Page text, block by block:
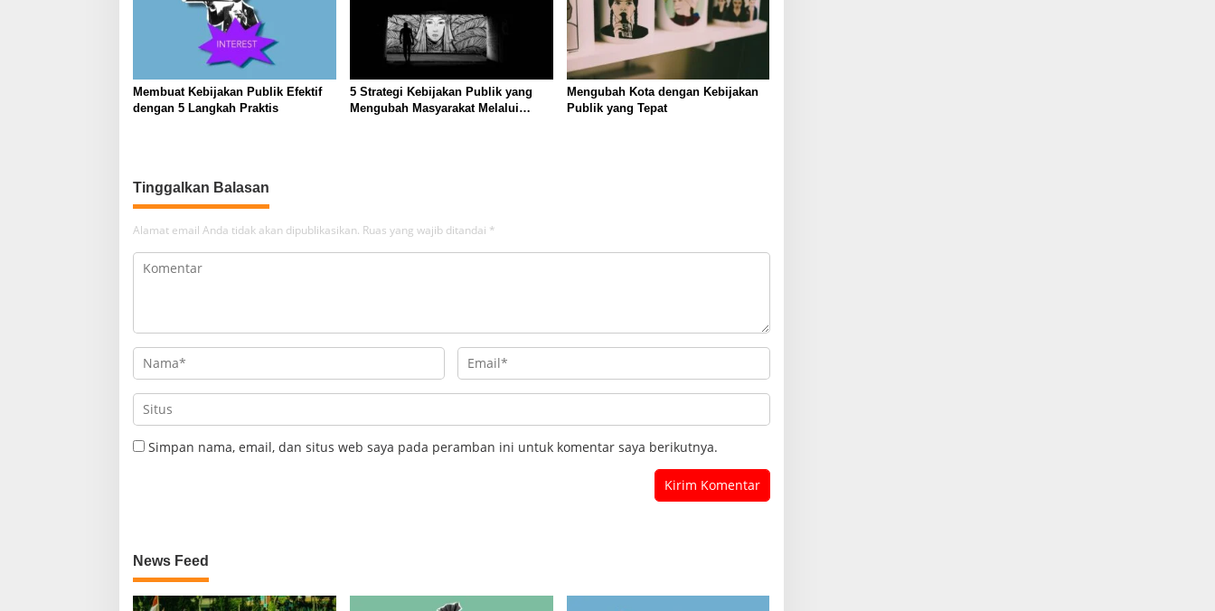
Membuat Kebijakan Publik Efektif
dengan 5 Langkah Praktis
5 Strategi Kebijakan Publik yang
Mengubah Masyarakat Melalui
Mengubah Kota dengan Kebijakan
Publik yang Tepat
Tinggalkan Balasan
Alamat email Anda tidak akan dipublikasikan. Ruas yang wajib ditandai *
Simpan nama, email, dan situs web saya pada peramban ini untuk komentar saya berikutnya.
News Feed